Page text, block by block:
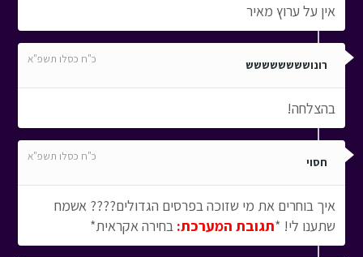
אין על ערוץ מאיר
רונושששששששש כ"ח כסלו תשפ"א
בהצלחה!
חסוי כ"ח כסלו תשפ"א
איך בוחרים את מי שזוכה בפרסים הגדולים???? אשמח
שתענו לי! *תגובת המערכת: בחירה אקראית*